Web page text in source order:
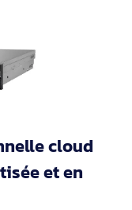
cloud
et en